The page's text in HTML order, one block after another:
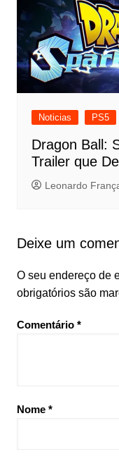
Noticias PS5
Dragon Ball:
Trailer que
Leonardo
Deixe um
O seu endereço de
obrigatórios são
Comentário *
Nome *